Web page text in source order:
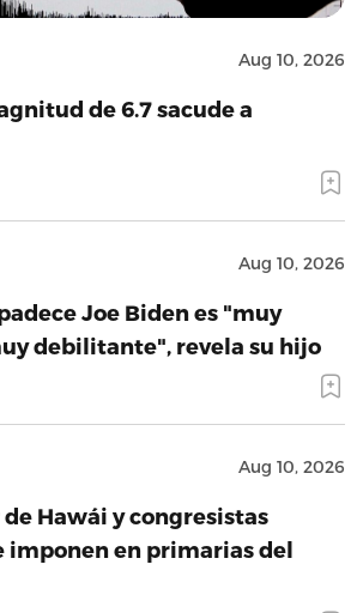
Aug 10, 2026
de 6.7 sacude a
Aug 10, 2026
Joe Biden es "muy
debilitante", revela su hijo
Aug 10, 2026
Hawái y congresistas
imponen en primarias del